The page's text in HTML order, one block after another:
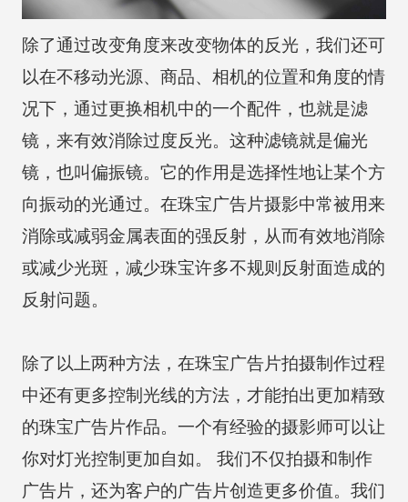
除了通过改变角度来改变物体的反光，我们还可
以在不移动光源、商品、相机的位置和角度的情
况下，通过更换相机中的一个配件，也就是滤
镜，来有效消除过度反光。这种滤镜就是偏光
镜，也叫偏振镜。它的作用是选择性地让某个方
向振动的光通过。在珠宝广告片摄影中常被用来
消除或减弱金属表面的强反射，从而有效地消除
或减少光斑，减少珠宝许多不规则反射面造成的
反射问题。
除了以上两种方法，在珠宝广告片拍摄制作过程
中还有更多控制光线的方法，才能拍出更加精致
的珠宝广告片作品。一个有经验的摄影师可以让
你对灯光控制更加自如。 我们不仅拍摄和制作
广告片，还为客户的广告片创造更多价值。我们